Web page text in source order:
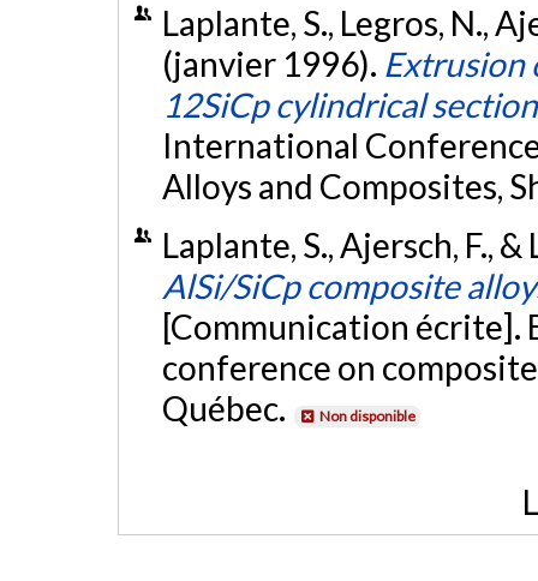
Laplante, S., Legros, N.,
(janvier 1996). Extrusion
12SiCp cylindrical
International
Alloys and Composites,
Laplante, S., Ajersch, F.,
AlSi/SiCp composite
[Communication écrite].
conference on
Québec.
Non disponible